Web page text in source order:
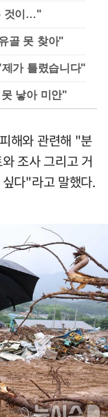
것이…"
골 못 찾아"
가 틀렸습니다"
낳아 미안"
해와 관련해 "분
조사 그리고 거
다"라고 말했다.